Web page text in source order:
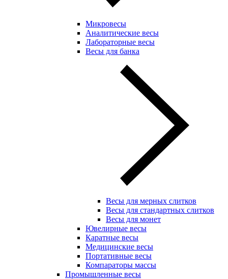
Микровесы
Аналитические весы
Лабораторные весы
Весы для банка
Весы для мерных слитков
Весы для стандартных слитков
Весы для монет
Ювелирные весы
Каратные весы
Медицинские весы
Портативные весы
Компараторы массы
Промышленные весы